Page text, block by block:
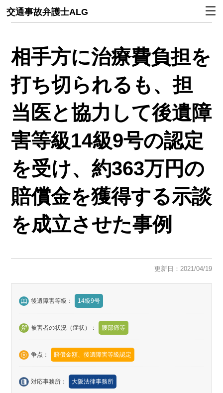
交通事故弁護士ALG
相手方に治療費負担を
打ち切られるも、担
当医と協力して後遺障
害等級14級9号の認定
を受け、約363万円の
賠償金を獲得する示談
を成立させた事例
更新日：2021/04/19
後遺障害等級： 14級9号
被害者の状況（症状）： 腰部痛等
争点： 賠償金額、後遺障害等級認定
対応事務所： 大阪法律事務所